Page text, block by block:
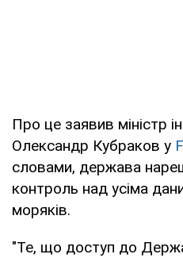
Про це заявив міністр
Олександр Кубраков у
словами, держава
контроль над усіма
моряків.
"Те, що доступ до